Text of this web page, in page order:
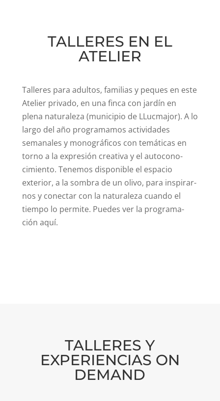
TALLERES EN EL
ATELIER
Talleres para adultos, familias y peques en este
Atelier privado, en una finca con jardín en
plena naturaleza (municipio de LLucmajor). A lo
largo del año programamos actividades
semanales y monográficos con temáticas en
torno a la expresión creativa y el autocono-
cimiento. Tenemos disponible el espacio
exterior, a la sombra de un olivo, para inspirar-
nos y conectar con la naturaleza cuando el
tiempo lo permite. Puedes ver la programa-
ción aquí.
TALLERES Y
EXPERIENCIAS ON
DEMAND